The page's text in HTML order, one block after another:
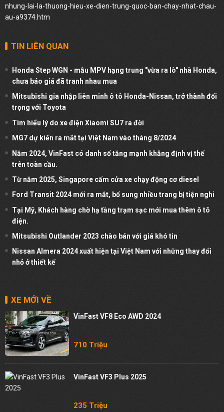
nhung-lai-la-thuong-hieu-xe-dien-trung-quoc-ban-chay-nhat-chau-
au-a9374.htm
TIN LIÊN QUAN
Honda Step WGN - mẫu MPV hạng trung "vừa ra lò" nhà Honda,
chưa báo giá đã tranh nhau mua
Mitsubishi gia nhập liên minh ô tô Honda-Nissan, trở thành đối
trọng với Toyota
Tìm hiểu lý do xe điện Xiaomi SU7 ra đời
MG7 dự kiến ra mắt tại Việt Nam vào tháng 8/2024
Năm 2024, VinFast có danh số tăng mạnh khẳng định vị thế
trên toàn cầu.
Từ năm 2025, Singapore cấm cửa xe chạy động cơ diesel
Ford Transit 2024 mới ra mắt, bổ sung nhiều trang bị tiện nghi
Tại Mỹ, Khách hàng chờ hạ tầng trạm sạc mới mua thêm ô tô
điện.
Mitsubishi Outlander 2023 chào bán với giá khó tin
Nissan Almera 2024 xuất hiện tại Việt Nam với những thay đổi
nhỏ ở thiết kế
XE MỚI VỀ
VinFast VF8 Eco AWD 2024
710 Triệu
VinFast VF3 Plus 2025
235 Triệu